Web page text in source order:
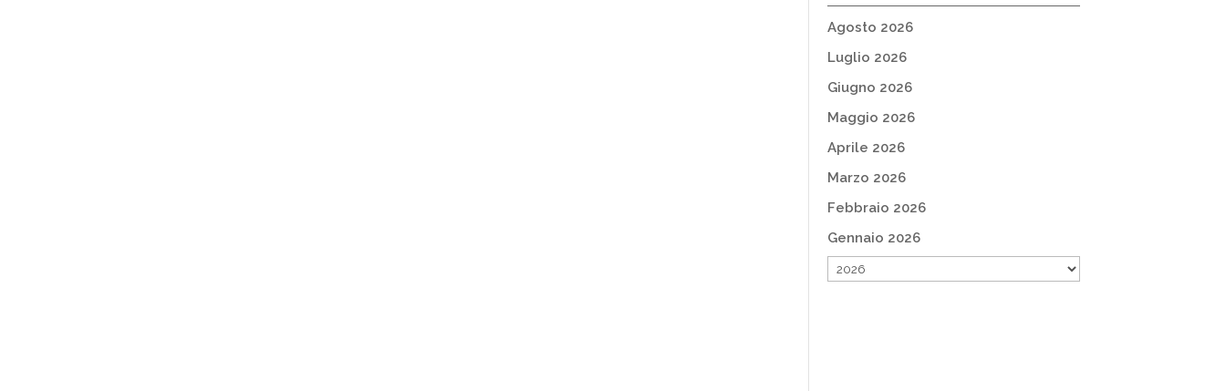
Agosto 2026
Luglio 2026
Giugno 2026
Maggio 2026
Aprile 2026
Marzo 2026
Febbraio 2026
Gennaio 2026